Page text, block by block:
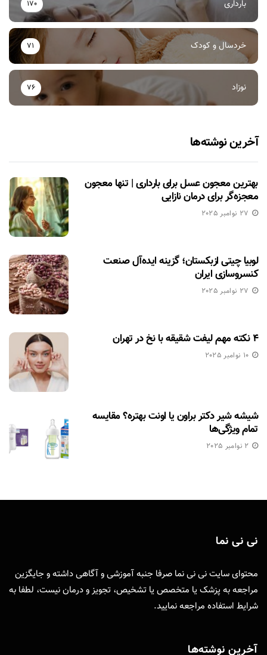
بارداری 170
خردسال و کودک 71
نوزاد 76
آخرین نوشته‌ها
بهترین معجون عسل برای بارداری | تنها معجون
معجزه‌گر برای درمان نازایی
27 نوامبر 2025
لوبیا چیتی ازبکستان؛ گزینه ایده‌آل صنعت
کنسروسازی ایران
27 نوامبر 2025
۴ نکته مهم لیفت شقیقه با نخ در تهران
10 نوامبر 2025
شیشه شیر دکتر براون یا اونت بهتره؟ مقایسه
تمام ویژگی‌ها
2 نوامبر 2025
نی نی نما
محتوای سایت نی نی نما صرفا جنبه آموزشی و آگاهی داشته و جایگزین
مراجعه به پزشک یا متخصص یا تشخیص، تجویز و درمان نیست، لطفا به
شرایط استفاده مراجعه نمایید.
آخرین نوشته‌ها